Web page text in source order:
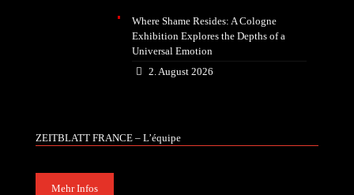
Where Shame Resides: A Cologne
Exhibition Explores the Depths of a
Universal Emotion
2. August 2026
ZEITBLATT FRANCE – L’équipe
Mehr Infos